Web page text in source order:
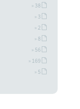
» 38
» 3
» 2
» 8
» 56
» 169
» 5